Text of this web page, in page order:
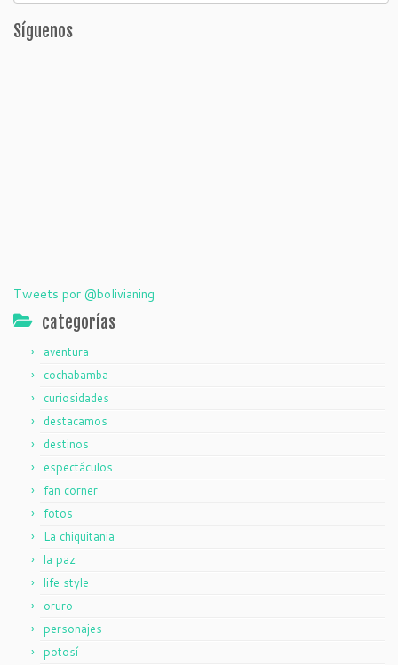
Síguenos
Tweets por @bolivianing
categorías
aventura
cochabamba
curiosidades
destacamos
destinos
espectáculos
fan corner
fotos
La chiquitania
la paz
life style
oruro
personajes
potosí